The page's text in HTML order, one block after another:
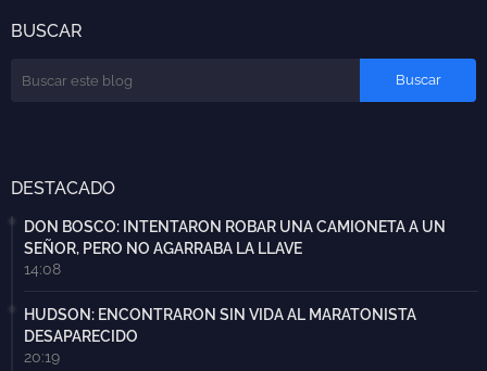
BUSCAR
DESTACADO
DON BOSCO: INTENTARON ROBAR UNA CAMIONETA A UN
SEÑOR, PERO NO AGARRABA LA LLAVE
14:08
HUDSON: ENCONTRARON SIN VIDA AL MARATONISTA
DESAPARECIDO
20:19